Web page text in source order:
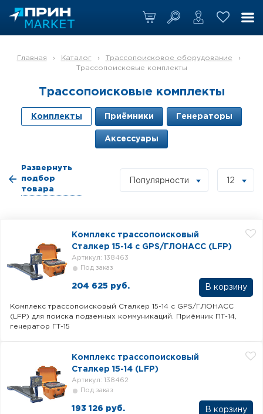
Главная › Каталог › Трассопоисковое оборудование
›
Трассопоисковые комплекты
Трассопоисковые комплекты
Комплекты Приёмники Генераторы
Аксессуары
Развернуть
подбор
товара
Популярности 12
Комплекс трассопоисковый
Сталкер 15-14 с GPS/ГЛОНАСС (LFP)
Под заказ
Артикул: 138463
204 625 руб. В корзину
Комплекс трассопоисковый Сталкер 15-14 с GPS/ГЛОНАСС
(LFP) для поиска подземных коммуникаций. Приёмник ПТ-14,
генератор ГТ-15
Комплекс трассопоисковый
Сталкер 15-14 (LFP)
Под заказ
Артикул: 138462
193 126 руб. В корзину